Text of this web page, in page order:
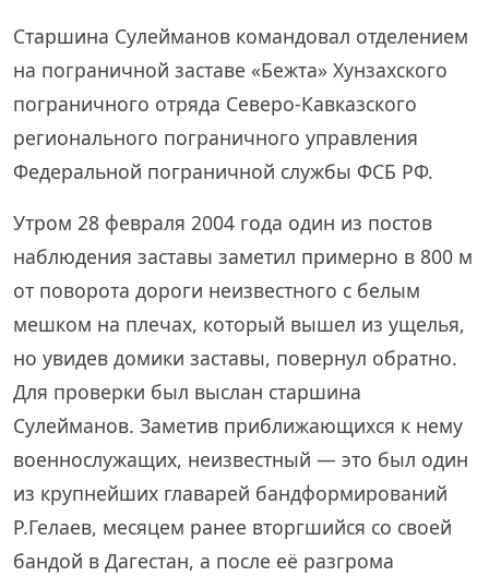
Старшина Сулейманов командовал отделением
на пограничной заставе «Бежта» Хунзахского
пограничного отряда Северо-Кавказского
регионального пограничного управления
Федеральной пограничной службы ФСБ РФ.
Утром 28 февраля 2004 года один из постов
наблюдения заставы заметил примерно в 800 м
от поворота дороги неизвестного с белым
мешком на плечах, который вышел из ущелья,
но увидев домики заставы, повернул обратно.
Для проверки был выслан старшина
Сулейманов. Заметив приближающихся к нему
военнослужащих, неизвестный — это был один
из крупнейших главарей бандформирований
Р.Гелаев, месяцем ранее вторгшийся со своей
бандой в Дагестан, а после её разгрома